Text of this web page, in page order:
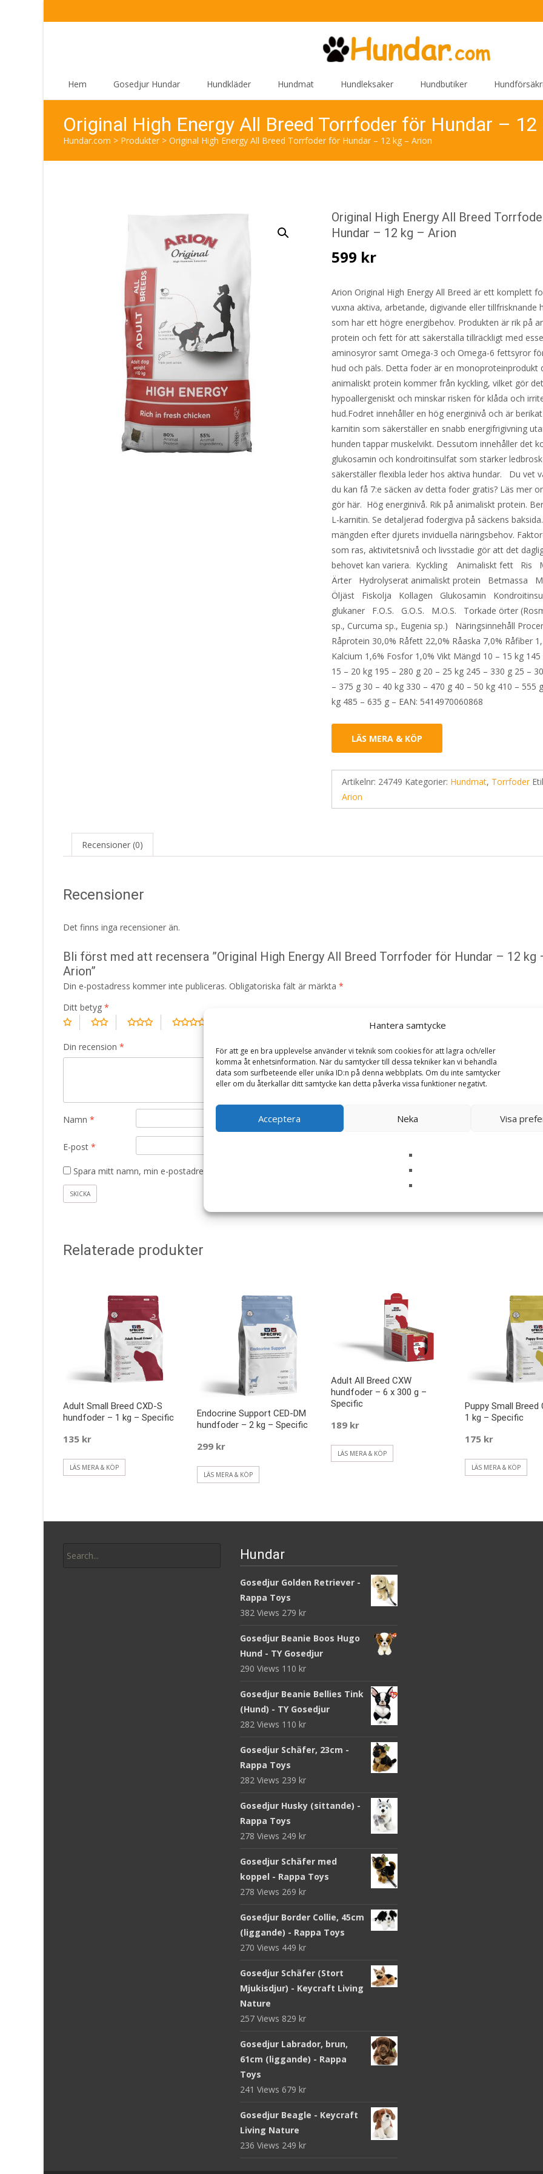
Hantera samtycke
För att ge en bra upplevelse använder vi teknik som cookies för att lagra och/eller
komma åt enhetsinformation. När du samtycker till dessa tekniker kan vi behandla
data som surfbeteende eller unika ID:n på denna webbplats. Om du inte samtycker
eller om du återkallar ditt samtycke kan detta påverka vissa funktioner negativt.
Acceptera Neka Visa
Hem Gosedjur Hundar Hundkläder Hundmat Hundleksaker Hundbutiker
Original High Energy All Breed Torrfoder för Hundar –
Hundar.com > Produkter > Original High Energy All Breed Torrfoder för Hundar – 12 kg – Arion
Original High Energy All Breed
Hundar – 12 kg – Arion
599 kr
Arion Original High Energy All Breed är ett komplett
vuxna aktiva, arbetande, digivande eller tillfrisknande
som har ett högre energibehov. Produkten är rik på
protein och fett för att säkerställa tillräckligt med
aminosyror samt Omega-3 och Omega-6 fettsyror
hud och päls. Detta foder är en monoproteinprodukt
animaliskt protein kommer från kyckling, vilket gör
hypoallergeniskt och minskar risken för klåda och
hud.Fodret innehåller en hög energinivå och är
karnitin som säkerställer en snabb energifrigivning
hunden tappar muskelvikt. Dessutom innehåller det
glukosamin och kondroitinsulfat som stärker
säkerställer flexibla leder hos aktiva hundar. Du vet
du kan få 7:e säcken av detta foder gratis? Läs mer
gör här. Hög energinivå. Rik på animaliskt protein.
L-karnitin. Se detaljerad fodergiva på säckens
mängden efter djurets inviduella näringsbehov.
som ras, aktivitetsnivå och livsstadie gör att det
behovet kan variera. Kyckling Animaliskt fett Ris
Ärter Hydrolyserat animaliskt protein Betmassa
Öljäst Fiskolja Kollagen Glukosamin
glukaner F.O.S. G.O.S. M.O.S. Torkade örter
sp., Curcuma sp., Eugenia sp.) Näringsinnehåll
Råprotein 30,0% Råfett 22,0% Råaska 7,0% Råfiber
Kalcium 1,6% Fosfor 1,0% Vikt Mängd 10 – 15 kg
15 – 20 kg 195 – 280 g 20 – 25 kg 245 – 330 g 25 –
– 375 g 30 – 40 kg 330 – 470 g 40 – 50 kg 410 – 555
kg 485 – 635 g – EAN: 5414970060868
LÄS MERA & KÖP
Artikelnr: 24749 Kategorier: Hundmat, Torrfoder
Arion
Recensioner (0)
Recensioner
Det finns inga recensioner än.
Bli först med att recensera ”Original High Energy All Breed Torrfoder för Hundar – 12 kg
Arion”
Din e-postadress kommer inte publiceras. Obligatoriska fält är märkta *
Ditt betyg *
Din recension *
Namn *
E-post *
Spara mitt namn, min e-postadress och webbplats i denna webbläsare till nästa gång jag skriver en kommentar.
Relaterade produkter
Adult Small Breed CXD-S
hundfoder – 1 kg – Specific
135 kr
LÄS MERA & KÖP
Endocrine Support CED-DM
hundfoder – 2 kg – Specific
299 kr
LÄS MERA & KÖP
Adult All Breed CXW
hundfoder – 6 x 300 g –
Specific
189 kr
LÄS MERA & KÖP
Puppy Small Breed
1 kg – Specific
175 kr
LÄS MERA & KÖP
for:
Hundar
Gosedjur Golden Retriever -
Rappa Toys
382 Views 279 kr
Gosedjur Beanie Boos Hugo
Hund - TY Gosedjur
290 Views 110 kr
Gosedjur Beanie Bellies Tink
(Hund) - TY Gosedjur
282 Views 110 kr
Gosedjur Schäfer, 23cm -
Rappa Toys
282 Views 239 kr
Gosedjur Husky (sittande) -
Rappa Toys
278 Views 249 kr
Gosedjur Schäfer med
koppel - Rappa Toys
278 Views 269 kr
Gosedjur Border Collie, 45cm
(liggande) - Rappa Toys
270 Views 449 kr
Gosedjur Schäfer (Stort
Mjukisdjur) - Keycraft Living
Nature
257 Views 829 kr
Gosedjur Labrador, brun,
61cm (liggande) - Rappa
Toys
241 Views 679 kr
Gosedjur Beagle - Keycraft
Living Nature
236 Views 249 kr